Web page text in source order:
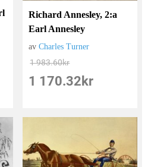
Richard Annesley, 2:a
Earl Annesley
avCharles Turner
1 983.60kr
1 170.32 kr